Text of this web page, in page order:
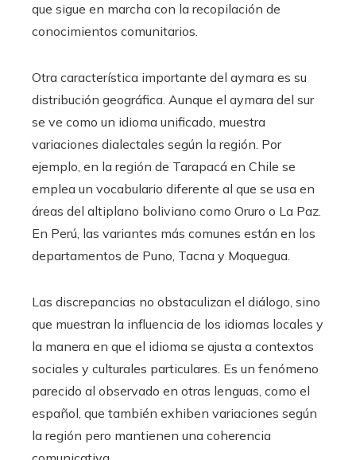
que sigue en marcha con la recopilación de
conocimientos comunitarios.
Otra característica importante del aymara es su
distribución geográfica. Aunque el aymara del sur
se ve como un idioma unificado, muestra
variaciones dialectales según la región. Por
ejemplo, en la región de Tarapacá en Chile se
emplea un vocabulario diferente al que se usa en
áreas del altiplano boliviano como Oruro o La Paz.
En Perú, las variantes más comunes están en los
departamentos de Puno, Tacna y Moquegua.
Las discrepancias no obstaculizan el diálogo, sino
que muestran la influencia de los idiomas locales y
la manera en que el idioma se ajusta a contextos
sociales y culturales particulares. Es un fenómeno
parecido al observado en otras lenguas, como el
español, que también exhiben variaciones según
la región pero mantienen una coherencia